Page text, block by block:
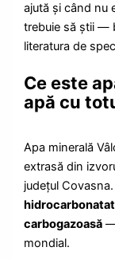
ajută și când nu
trebuie să știi —
literatura de
Ce este
apă cu
Apa minerală
extrasă din
județul
carbogazoasă —
mondial.